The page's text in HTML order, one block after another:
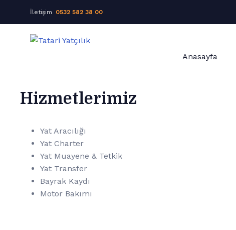
İletişim 0532 582 38 00
Anasayfa
Hizmetlerimiz
Yat Aracılığı
Yat Charter
Yat Muayene & Tetkik
Yat Transfer
Bayrak Kaydı
Motor Bakımı